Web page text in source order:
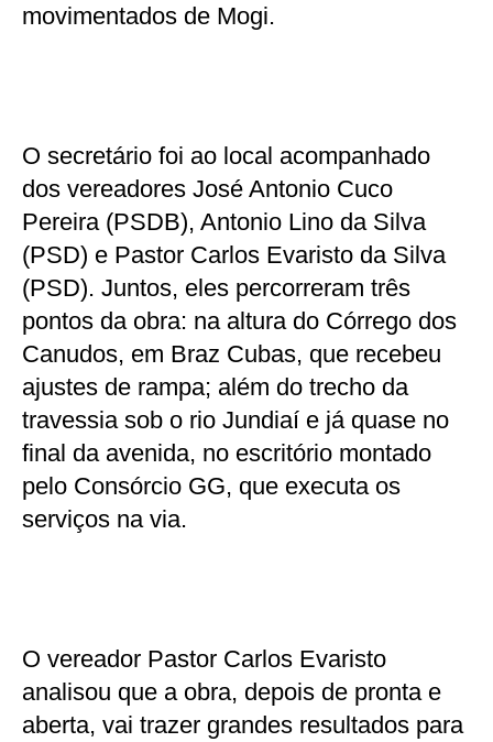
movimentados de Mogi.
O secretário foi ao local acompanhado
dos vereadores José Antonio Cuco
Pereira (PSDB), Antonio Lino da Silva
(PSD) e Pastor Carlos Evaristo da Silva
(PSD). Juntos, eles percorreram três
pontos da obra: na altura do Córrego dos
Canudos, em Braz Cubas, que recebeu
ajustes de rampa; além do trecho da
travessia sob o rio Jundiaí e já quase no
final da avenida, no escritório montado
pelo Consórcio GG, que executa os
serviços na via.
O vereador Pastor Carlos Evaristo
analisou que a obra, depois de pronta e
aberta, vai trazer grandes resultados para